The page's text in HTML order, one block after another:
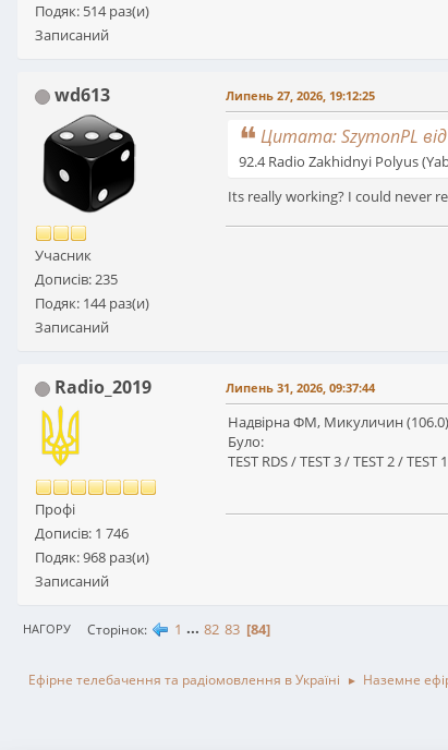
Подяк: 514 раз(и)
Записаний
wd613
Учасник
Дописів: 235
Подяк: 144 раз(и)
Записаний
Липень 27, 2026, 19:12:25
Цитата: SzymonPL
92.4 Radio Zakhidnyi Polyus
Its really working? I could never
Radio_2019
Профі
Дописів: 1 746
Подяк: 968 раз(и)
Записаний
Липень 31, 2026, 09:37:44
Надвірна ФМ, Микуличин (106.0) -
Було:
TEST RDS / TEST 3 / TEST 2 /
НАГОРУ Сторінок 1 ... 82 83 84
Ефірне телебачення та радіомовлення в Україні ► Наземне